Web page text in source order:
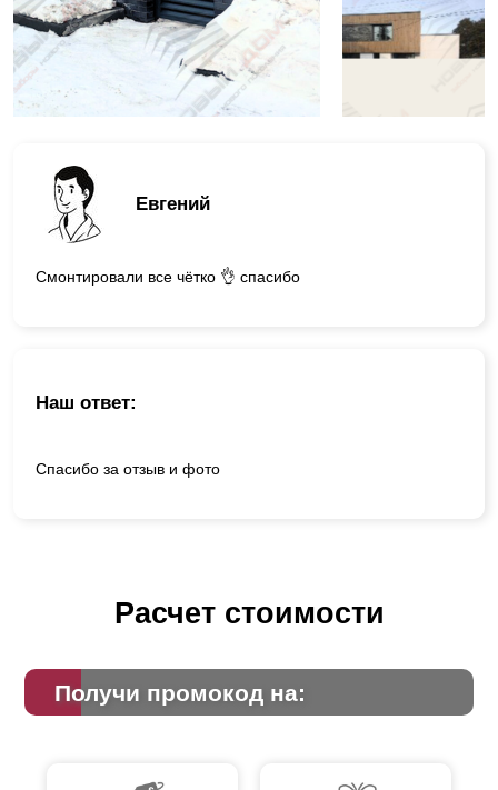
Евгений
Смонтировали все чётко 👌 спасибо
Наш ответ:
Спасибо за отзыв и фото
Расчет стоимости
Получи промокод на: